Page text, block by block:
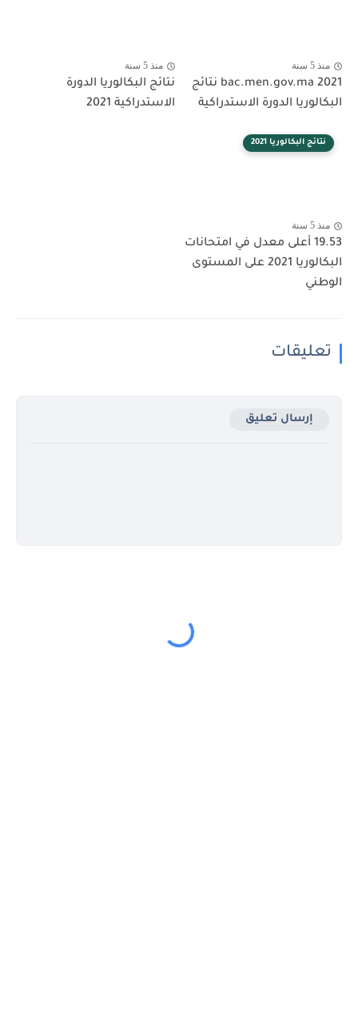
منذ 5 سنة
bac.men.gov.ma 2021 نتائج
البكالوريا الدورة الاستدراكية
منذ 5 سنة
نتائج البكالوريا الدورة
الاستدراكية 2021
نتائج البكالوريا 2021
منذ 5 سنة
19.53 أعلى معدل في امتحانات
البكالوريا 2021 على المستوى
الوطني
تعليقات
إرسال تعليق